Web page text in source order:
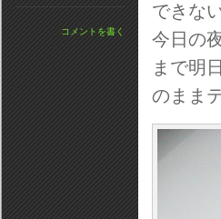
できな
今日の
まで明
のまま
コメントを書く